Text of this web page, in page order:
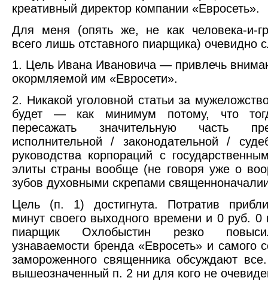
креативный директор компании «Евросеть».
Для меня (опять же, не как человека-и-
всего лишь отставного пиарщика) очевидно
1. Цель Ивана Ивановича — привлечь
окормляемой им «Евросети».
2. Никакой уголовной статьи за
будет — как минимум потому, что
пересажать значительную часть
исполнительной / законодательной /
руководства корпораций с
элиты страны вообще (не говоря уже о
зубов духовными скрепами
Цель (п. 1) достигнута. Потратив
минут своего выходного времени и 0 руб. 0
пиарщик Охлобыстин резко
узнаваемости бренда «Евросеть» и самого
замороженного священника обсуждают
вышеозначенный п. 2 ни для кого не